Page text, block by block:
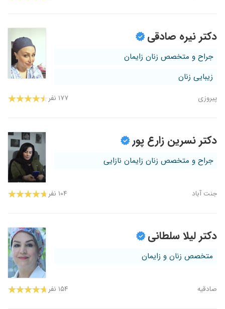
دکتر نیره صادقی
جراح و متخصص زنان زایمان
زیبایی زنان
پیروزی ۱۷۷ نفر
دکتر نسرین زارع پور
جراح و متخصص زنان زایمان نازایی
جنت آباد ۱۰۴ نفر
دکتر لیلا سلطانی
متخصص زنان و زایمان
صادقیه ۱۵۴ نفر